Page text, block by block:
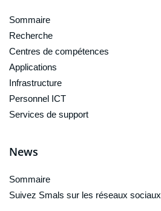
Sommaire
Recherche
Centres de compétences
Applications
Infrastructure
Personnel ICT
Services de support
News
Sommaire
Suivez Smals sur les réseaux sociaux